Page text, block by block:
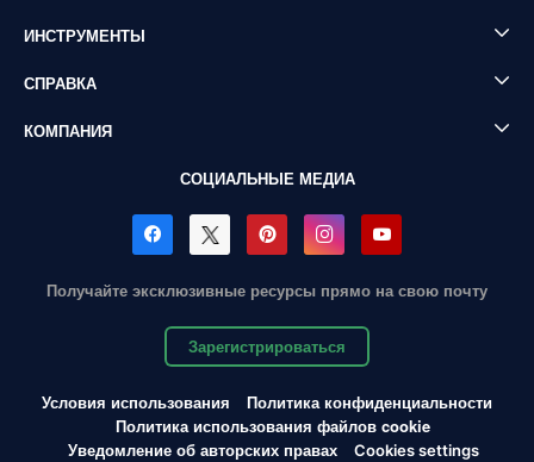
ИНСТРУМЕНТЫ
СПРАВКА
КОМПАНИЯ
СОЦИАЛЬНЫЕ МЕДИА
Получайте эксклюзивные ресурсы прямо на свою почту
Зарегистрироваться
Условия использования
Политика конфиденциальности
Политика использования файлов cookie
Уведомление об авторских правах
Cookies settings